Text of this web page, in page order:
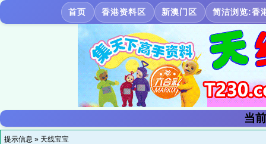
首页 香港资料区 新澳门区 简洁浏览:香
当
提示信息 » 天线宝宝